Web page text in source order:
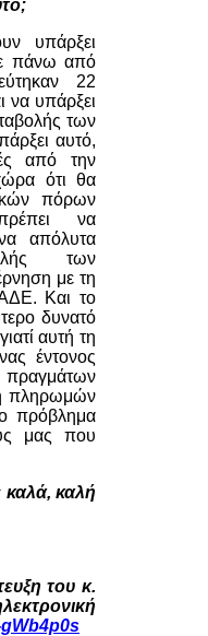
υπάρξει
πάνω από
22
να υπάρξει
των
αυτό,
από την
ότι θα
πόρων
να
απόλυτα
των
με τη
Και το
δυνατό
αυτή τη
έντονος
πραγμάτων
πληρωμών
πρόβλημα
μας που
καλά, καλή
του κ.